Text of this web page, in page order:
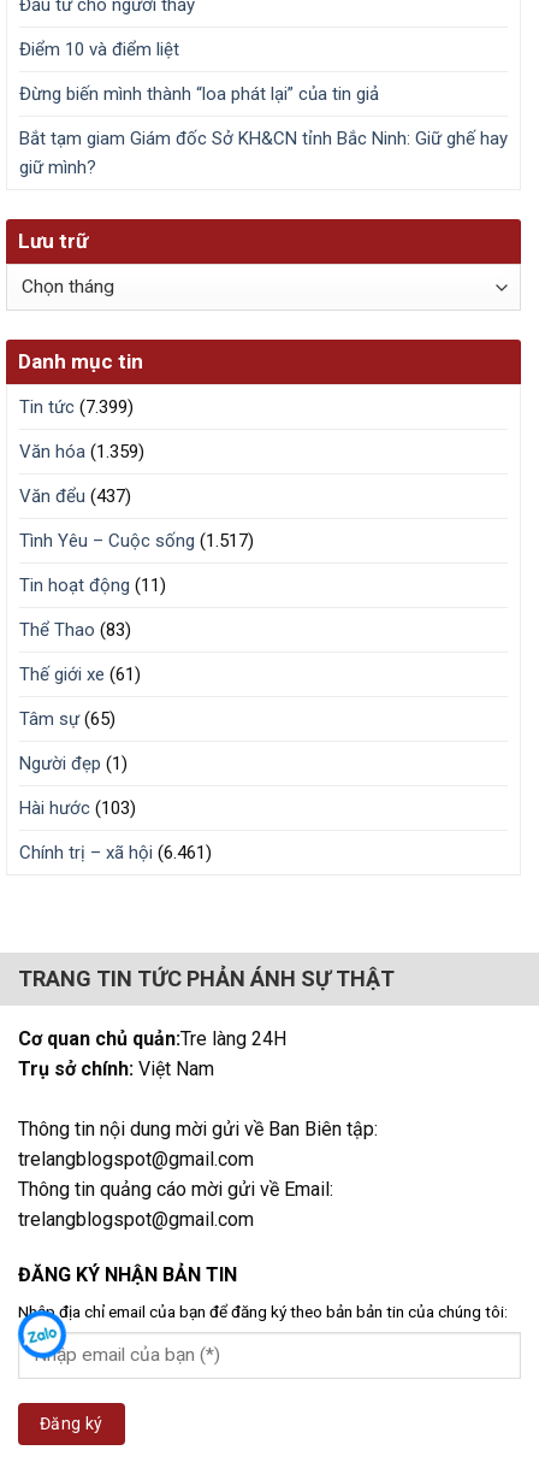
Đầu tư cho người thầy
Điểm 10 và điểm liệt
Đừng biến mình thành “loa phát lại” của tin giả
Bắt tạm giam Giám đốc Sở KH&CN tỉnh Bắc Ninh: Giữ ghế hay
giữ mình?
Lưu trữ
Lưu
Danh mục tin
Tin tức (7.399)
Văn hóa (1.359)
Văn đểu (437)
Tình Yêu – Cuộc sống (1.517)
Tin hoạt động (11)
Thể Thao (83)
Thế giới xe (61)
Tâm sự(65)
Người đẹp (1)
Hài hước (103)
Chính trị – xã hội (6.461)
TRANG TIN TỨC PHẢN ÁNH SỰ THẬT
Cơ quan chủ quản:Tre làng 24H
Trụ sở chính: Việt Nam
Thông tin nội dung mời gửi về Ban Biên tập:
trelangblogspot@gmail.com
Thông tin quảng cáo mời gửi về Email:
trelangblogspot@gmail.com
ĐĂNG KÝ NHẬN BẢN TIN
Nhập địa chỉ email của bạn để đăng ký theo bản bản tin của chúng tôi: